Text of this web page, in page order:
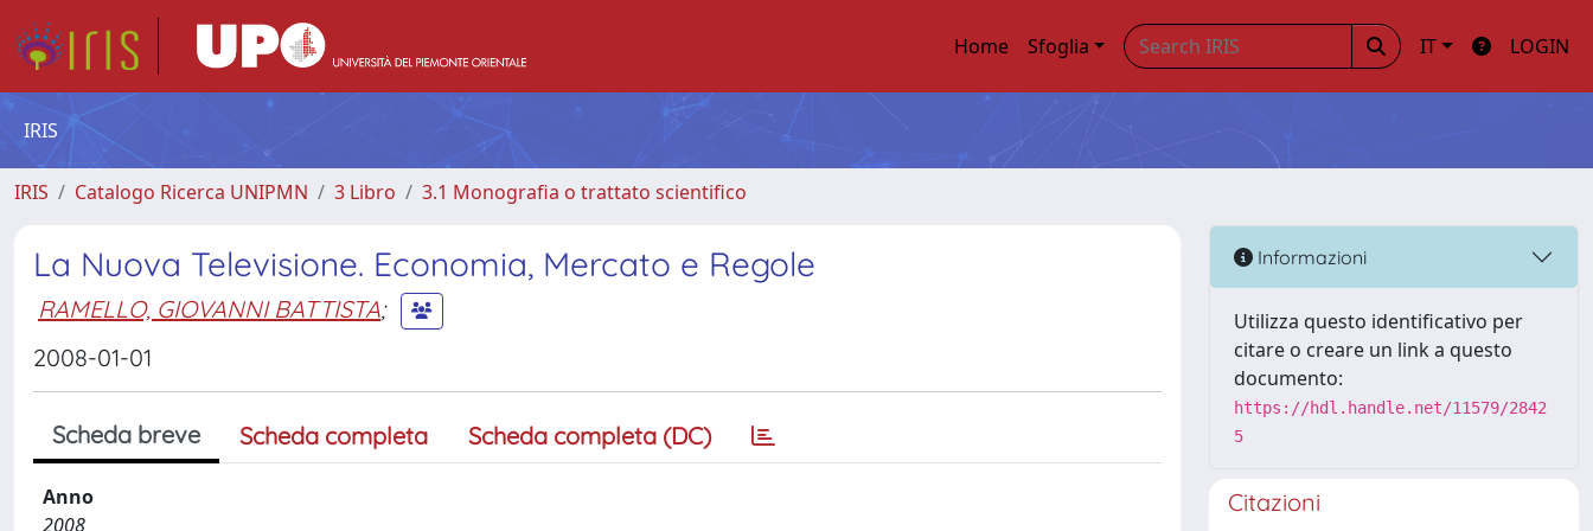
Home Sfoglia IT LOGIN
IRIS
IRIS Catalogo Ricerca UNIPMN 3 Libro 3.1 Monografia o trattato scientifico
La Nuova Televisione. Economia, Mercato e Regole
RAMELLO, GIOVANNI BATTISTA;
2008-01-01
Scheda breve Scheda completa Scheda completa (DC)
Anno
2008
Informazioni
Utilizza questo identificativo per
citare o creare un link a questo
documento:
https://hdl.handle.net/11579/2842
5
Citazioni